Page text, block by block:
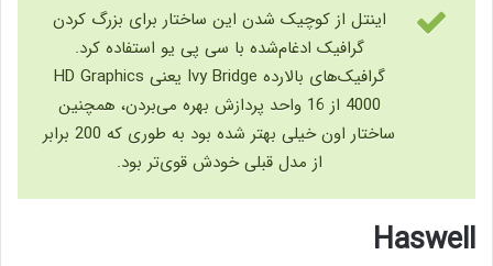
اینتل از کوچیک شدن این ساختار برای بزرگ کردن
گرافیک ادغام‌شده با سی پی یو استفاده کرد.
گرافیک‌های بالارده Ivy Bridge یعنی HD Graphics
4000 از 16 واحد پردازش بهره می‌بردن، همچنین
ساختار اون خیلی بهتر شده بود به طوری که 200 برابر
از مدل قبلی خودش قوی‌تر بود.
Haswell